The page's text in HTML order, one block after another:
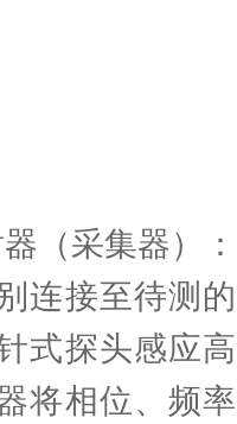
采集器）：
连接至待测
式探头感应
将相位、频